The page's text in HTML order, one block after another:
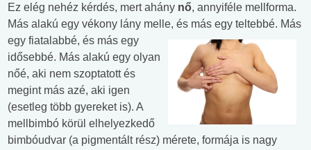
Ez elég nehéz kérdés, mert ahány nő, annyiféle mellforma.
Más alakú egy vékony lány melle, és más egy teltebbé. Más
egy fiatalabbé, és más egy
idősebbé. Más alakú egy olyan
nőé, aki nem szoptatott és
megint más azé, aki igen
(esetleg több gyereket is). A
mellbimbó körül elhelyezkedő
bimbóudvar (a pigmentált rész) mérete, formája is nagy